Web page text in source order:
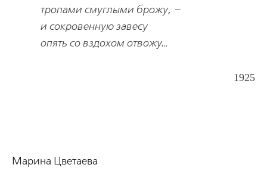
тропами смуглыми брожу, –
и сокровенную завесу
опять со вздохом отвожу…
1925
Марина Цветаева